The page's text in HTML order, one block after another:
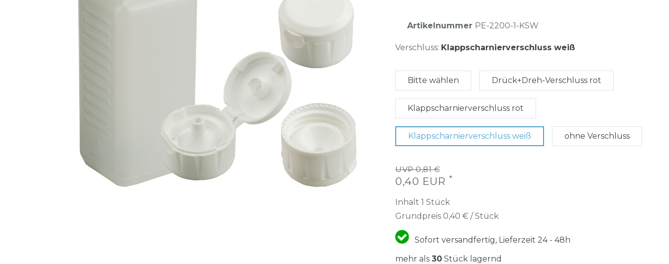
Artikelnummer PE-2200-1-KSW
Verschluss: Klappscharnierverschluss weiß
Bitte wählen Drück+Dreh-Verschluss rot
Klappscharnierverschluss rot
Klappscharnierverschluss weiß ohne Verschluss
UVP 0,81 €
0,40 EUR *
Inhalt 1 Stück
Grundpreis 0,40 € / Stück
Sofort versandfertig, Lieferzeit 24 - 48h
mehr als 30 Stück lagernd